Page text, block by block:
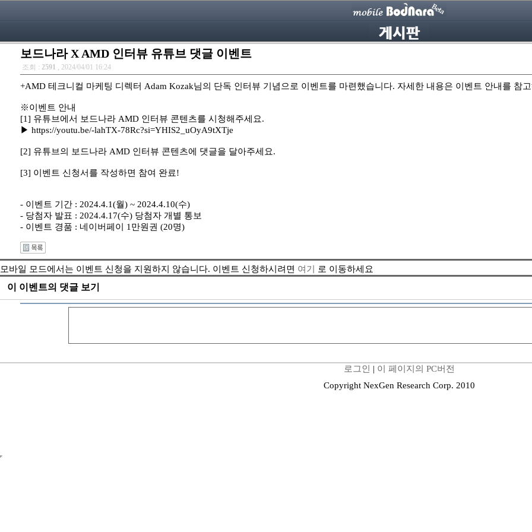
보드나라 X AMD 인터뷰 유튜브 댓글 이벤트
조회 : 2591 , 2024/04/01 16:24
+AMD 테크니컬 마케팅 디렉터 Adam Kozak님의 단독 인터뷰 기념으로 이벤트를 마련했습니다. 자세한 내용은 이벤트 안내를 참
※이벤트 안내
[1] 유튜브에서 보드나라 AMD 인터뷰 콘텐츠를 시청해주세요.
▶ https://youtu.be/-lahTX-78Rc?si=YHIS2_uOyA9tXTje
[2] 유튜브의 보드나라 AMD 인터뷰 콘텐츠에 댓글을 달아주세요.
[3] 이벤트 신청서를 작성하면 참여 완료!
- 이벤트 기간 : 2024.4.1(월) ~ 2024.4.10(수)
- 당첨자 발표 : 2024.4.17(수) 당첨자 개별 통보
- 이벤트 경품 : 네이버페이 1만원권 (20명)
모바일 모드에서는 이벤트 신청을 지원하지 않습니다. 이벤트 신청하시려면 여기 로 이동하세요
이 이벤트의 댓글 보기
로그인 | 이 페이지의 PC버전
Copyright NexGen Research Corp. 2010